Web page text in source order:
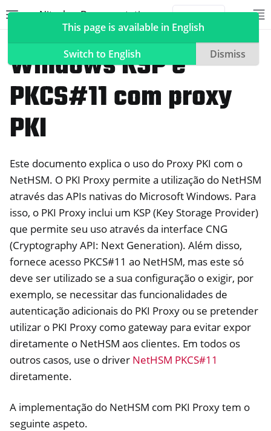
Nitrokey Documentation
navigation of NitroPad, NitroPC
navigation of NextBox
navigation of NetHSM
Windows KSP e
PKCS#11 com proxy
PKI
Este documento explica o uso do Proxy PKI com o
NetHSM. O PKI Proxy permite a utilização do NetHSM
através das APIs nativas do Microsoft Windows. Para
isso, o PKI Proxy inclui um KSP (Key Storage Provider)
que permite seu uso através da interface CNG
(Cryptography API: Next Generation). Além disso,
fornece acesso PKCS#11 ao NetHSM, mas este só
deve ser utilizado se a sua configuração o exigir, por
exemplo, se necessitar das funcionalidades de
autenticação adicionais do PKI Proxy ou se pretender
utilizar o PKI Proxy como gateway para evitar expor
diretamente o NetHSM aos clientes. Em todos os
outros casos, use o driver NetHSM PKCS#11
diretamente.
A implementação do NetHSM com PKI Proxy tem o
seguinte aspeto.
This page is available in English
Switch to English
Dismiss